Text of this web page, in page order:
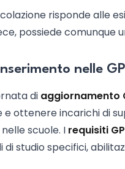
risponde alle
possiede
nelle
di aggiornamento
e ottenere incarichi di
scuole. I requisiti
studio specifici,